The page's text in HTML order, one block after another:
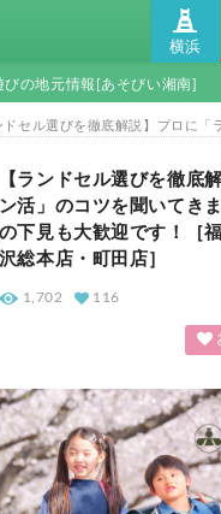
横浜
の地元情報[あそびい湘南]
【ランドセル選びを徹底
ン活」のコツを聞いてき
の下見も大歓迎です！［
沢総本店・町田店］
1,702 116